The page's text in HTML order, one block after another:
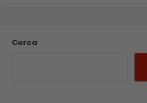
Cerca